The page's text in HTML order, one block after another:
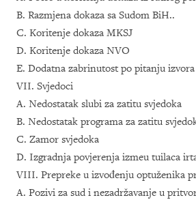
B. Razmjena dokaza sa Sudom BiH..
C. Koritenje dokaza MKSJ
D. Koritenje dokaza NVO
E. Dodatna zabrinutost po pitanju izvora
VII. Svjedoci
A. Nedostatak slubi za zatitu svjedoka
B. Nedostatak programa za zatitu
C. Zamor svjedoka
D. Izgradnja povjerenja izmeu tuilaca
VIII. Prepreke u izvođenju optuženika
A. Pozivi za sud i nezadržavanje u